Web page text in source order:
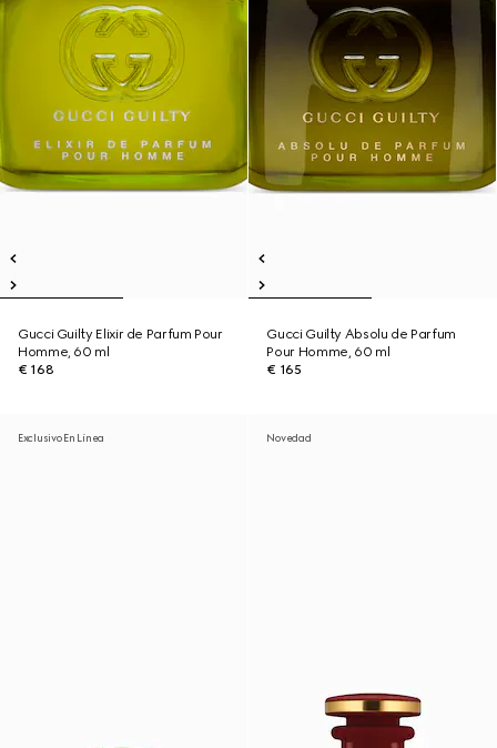
Gucci Guilty Elixir de Parfum Pour
Homme, 60 ml
€ 168
Gucci Guilty Absolu de Parfum
Pour Homme, 60 ml
€ 165
Exclusivo En Línea Novedad